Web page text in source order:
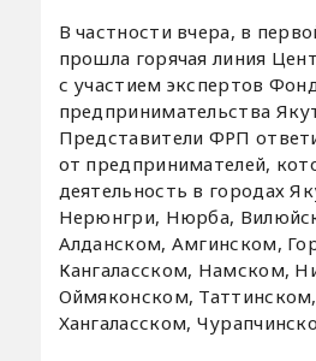
В частности вчера, в
прошла горячая линия
с участием экспертов
предпринимательства
Представители ФРП
от предпринимателей,
деятельность в городах
Нерюнгри, Нюрба,
Алданском, Амгинском,
Кангаласском, Намском,
Оймяконском,
Хангаласском,